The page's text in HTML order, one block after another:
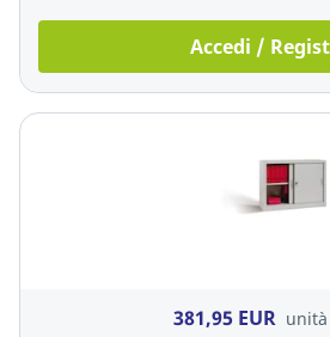
Accedi /
381,95 EUR unità